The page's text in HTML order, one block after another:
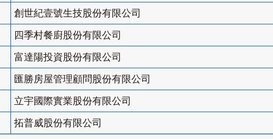
創世紀壹號生技股份有限公司
四季村餐廚股份有限公司
富達陽投資股份有限公司
匯勝房屋管理顧問股份有限公司
立宇國際實業股份有限公司
拓普威股份有限公司